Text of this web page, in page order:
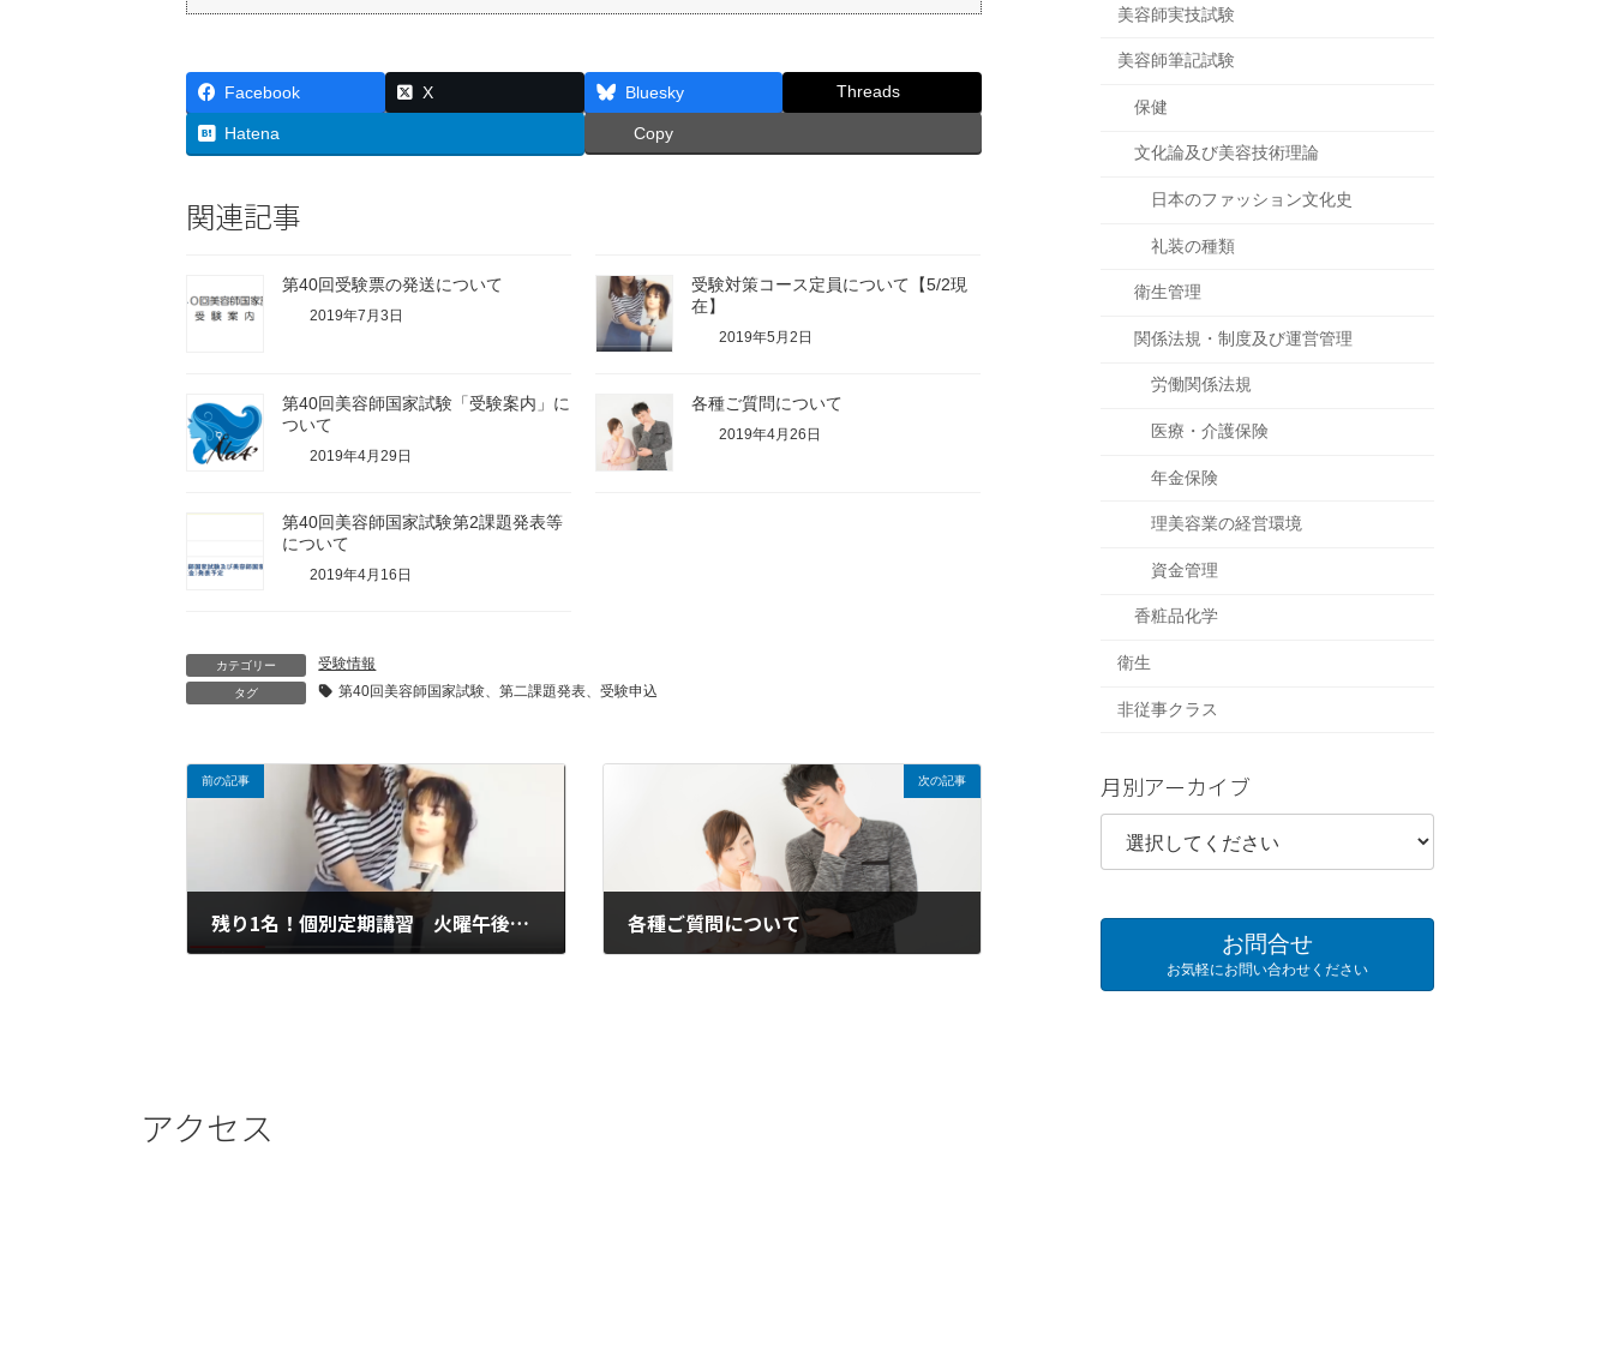
Facebook X Bluesky Threads
Hatena Copy
関連記事
第40回受験票の発送について
2019年7月3日
受験対策コース定員について【5/2現
在】
2019年5月2日
第40回美容師国家試験「受験案内」に
ついて
2019年4月29日
各種ご質問について
2019年4月26日
第40回美容師国家試験第2課題発表等
について
2019年4月16日
カテゴリー 受験情報
タグ 第40回美容師国家試験、第二課題発表、受験申込
前の記事
残り1名！個別定期講習 火曜午後クラス
次の記事
各種ご質問について
美容師実技試験
美容師筆記試験
保健
文化論及び美容技術理論
日本のファッション文化史
礼装の種類
衛生管理
関係法規・制度及び運営管理
労働関係法規
医療・介護保険
年金保険
理美容業の経営環境
資金管理
香粧品化学
衛生
非従事クラス
月別アーカイブ
お問合せ
お気軽にお問い合わせください
アクセス